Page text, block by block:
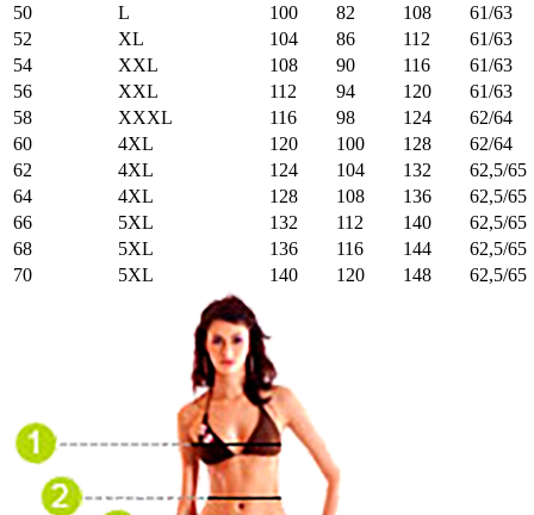
50
L 100 82 108
61/63
52
XL 104 86 112
61/63
54
XXL 108 90 116
61/63
56
XXL 112 94 120
61/63
58
XXXL 116 98 124
62/64
60
4XL 120 100 128
62/64
62
4XL 124 104 132
62,5/65
64
4XL 128 108 136
62,5/65
66
5XL 132 112 140
62,5/65
68
5XL 136 116 144
62,5/65
70
5XL 140 120 148 62,5/65